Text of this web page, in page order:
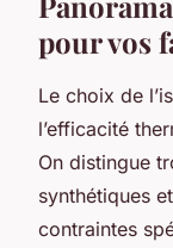
pour vos
Le choix de
l’efficacité
On distingue
synthétiques
contraintes